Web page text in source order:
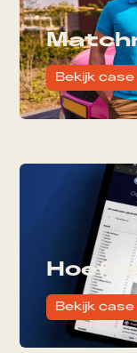
Bekijk case
Bekijk case